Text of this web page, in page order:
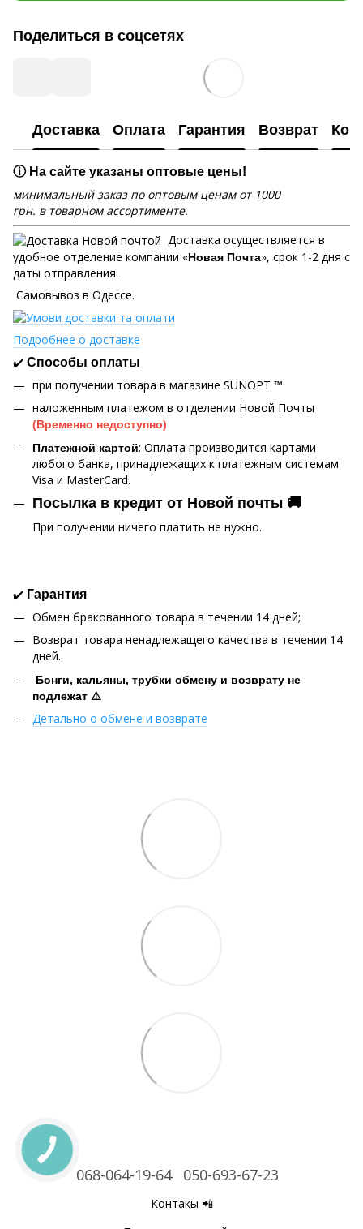
Поделиться в соцсетях
Доставка Оплата Гарантия Возврат
ⓘ На сайте указаны оптовые цены!
минимальный заказ по оптовым ценам от 1000
грн. в товарном ассортименте.
Доставка осуществляется в
удобное отделение компании «Новая Почта», срок 1-2 дня с
даты отправления.
Самовывоз в Одессе.
Подробнее о доставке
✔️ Способы оплаты
при получении товара в магазине SUNOPT ™
наложенным платежом в отделении Новой Почты
(Временно недоступно)
Платежной картой: Оплата производится картами
любого банка, принадлежащих к платежным системам
Visa и MasterCard.
Посылка в кредит от Новой почты 🚚
При получении ничего платить не нужно.
✔️ Гарантия
Обмен бракованного товара в течении 14 дней;
Возврат товара ненадлежащего качества в течении 14
дней.
Бонги, кальяны, трубки обмену и возврату не
подлежат ⚠️
Детально о обмене и возврате
068-064-19-64 050-693-67-23
Контакы 📲